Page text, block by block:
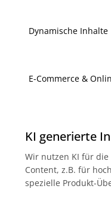
Dynamische Inhalte
E-Commerce &
KI generierte
Wir nutzen KI für
Content, z.B. für
spezielle Produkt-